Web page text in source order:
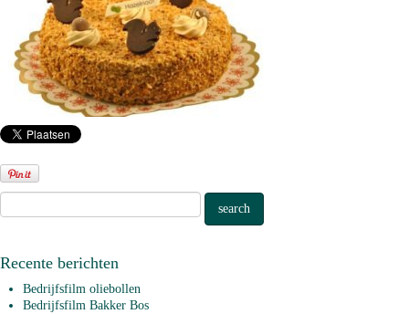
Recente berichten
Bedrijfsfilm oliebollen
Bedrijfsfilm Bakker Bos